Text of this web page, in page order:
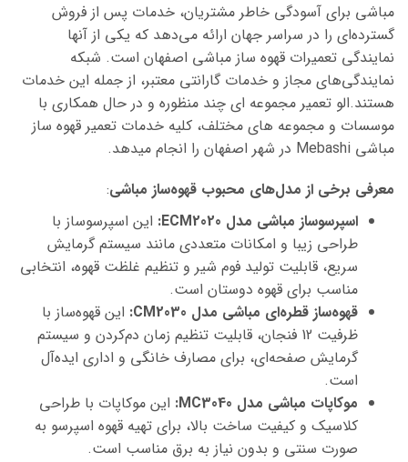
مباشی برای آسودگی خاطر مشتریان، خدمات پس از فروش
گسترده‌ای را در سراسر جهان ارائه می‌دهد که یکی از آنها
نمایندگی تعمیرات قهوه ساز مباشی اصفهان است. شبکه
نمایندگی‌های مجاز و خدمات گارانتی معتبر، از جمله این خدمات
هستند.الو تعمیر مجموعه ای چند منظوره و در حال همکاری با
موسسات و مجموعه های مختلف، کلیه خدمات تعمیر قهوه ساز
مباشی Mebashi در شهر اصفهان را انجام میدهد.
معرفی برخی از مدل‌های محبوب قهوه‌ساز مباشی:
اسپرسوساز مباشی مدل : این اسپرسوساز با
طراحی زیبا و امکانات متعددی مانند سیستم گرمایش
سریع، قابلیت تولید فوم شیر و تنظیم غلظت قهوه، انتخابی
مناسب برای قهوه دوستان است.
قهوه‌ساز قطره‌ای مباشی مدل : این قهوه‌ساز با
ظرفیت 12 فنجان، قابلیت تنظیم زمان دم‌کردن و سیستم
گرمایش صفحه‌ای، برای مصارف خانگی و اداری ایده‌آل
است.
موکاپات مباشی مدل : این موکاپات با طراحی
کلاسیک و کیفیت ساخت بالا، برای تهیه قهوه اسپرسو به
صورت سنتی و بدون نیاز به برق مناسب است.